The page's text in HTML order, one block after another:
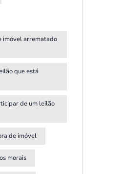
imóvel arrematado
que está
de um leilão
de imóvel
morais